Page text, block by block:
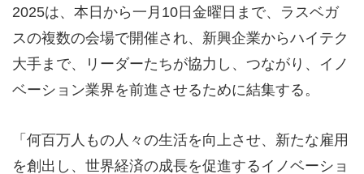
2025は、本日から一月10日金曜日まで、ラスベガ
スの複数の会場で開催され、新興企業からハイテク
大手まで、リーダーたちが協力し、つながり、イノ
ベーション業界を前進させるために結集する。
「何百万人もの人々の生活を向上させ、新たな雇用
を創出し、世界経済の成長を促進するイノベーショ